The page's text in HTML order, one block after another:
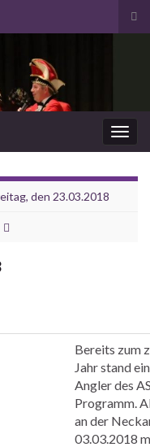
den 23.03.2018
Bereits zum
Jahr stand
Angler des
Programm.
an der
03.03.2018